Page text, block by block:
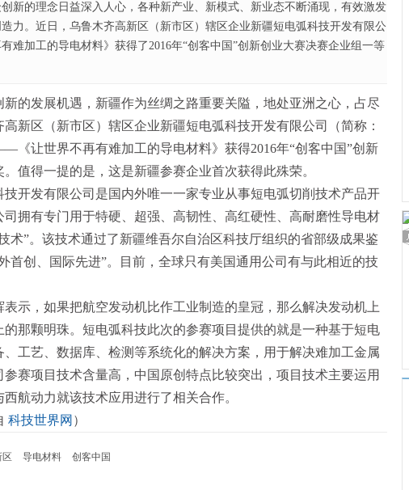
新的理念日益深入人心，各种新产业、新模式、新业态不断涌现，有效激发
力。近日，乌鲁木齐高新区（新市区）辖区企业新疆短电弧科技开发有限公
难加工的导电材料》获得了2016年“创客中国”创新创业大赛决赛企业组一等
新的发展机遇，新疆作为丝绸之路重要关隘，地处亚洲之心，占尽
新区（新市区）辖区企业新疆短电弧科技开发有限公司（简称：
《让世界不再有难加工的导电材料》获得2016年“创客中国”创新
值得一提的是，这是新疆参赛企业首次获得此殊荣。
开发有限公司是国内外唯一一家专业从事短电弧切削技术产品开
拥有专门用于特硬、超强、高韧性、高红硬性、高耐磨性导电材
术”。该技术通过了新疆维吾尔自治区科技厅组织的省部级成果鉴
首创、国际先进”。目前，全球只有美国通用公司有与此相近的技
示，如果把航空发动机比作工业制造的皇冠，那么解决发动机上
的那颗明珠。短电弧科技此次的参赛项目提供的就是一种基于短电
工艺、数据库、检测等系统化的解决方案，用于解决难加工金属
赛项目技术含量高，中国原创特点比较突出，项目技术主要运用
航动力就该技术应用进行了相关合作。
科技世界网 ）
区 导电材料 创客中国